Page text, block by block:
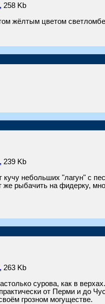
258 Kb
жёлтым цветом
239 Kb
небольших "лагун" с
же рыбачить на фидерку,
263 Kb
сурова, как в
от Перми и до
грозном могуществе.